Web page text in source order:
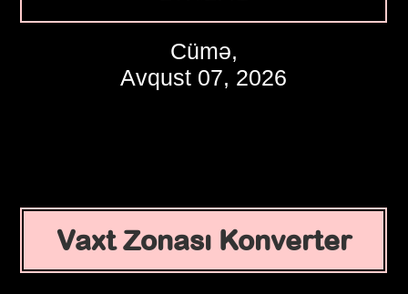
Cümə,
Avqust 07, 2026
Vaxt Zonası Konverter